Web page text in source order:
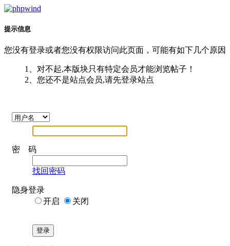
提示信息
您没有登录或者您没有权限访问此页面，可能有如下几个原因
1、对不起,本版块只有特定会员才能浏览帖子！
2、您还不是站点会员,请先登录站点
密 码
找回密码
隐身登录
开启
关闭
登录